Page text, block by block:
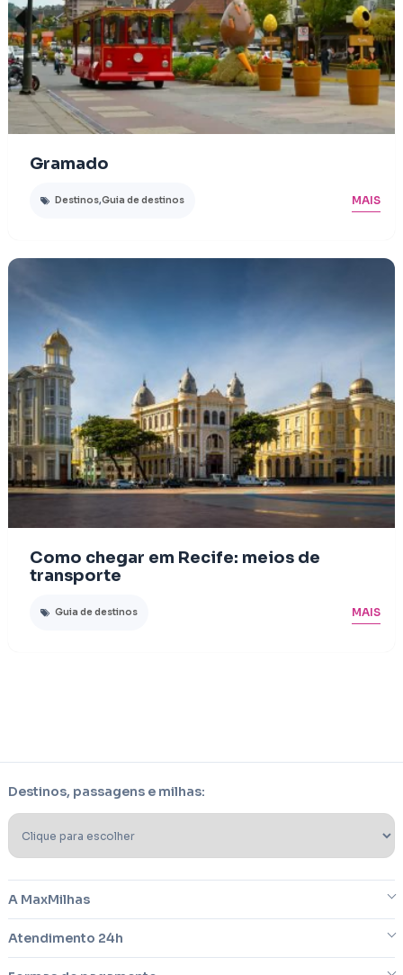
Gramado
Destinos,Guia de destinos MAIS
Como chegar em Recife: meios de
transporte
Guia de destinos MAIS
Destinos, passagens e milhas:
A MaxMilhas
Atendimento 24h